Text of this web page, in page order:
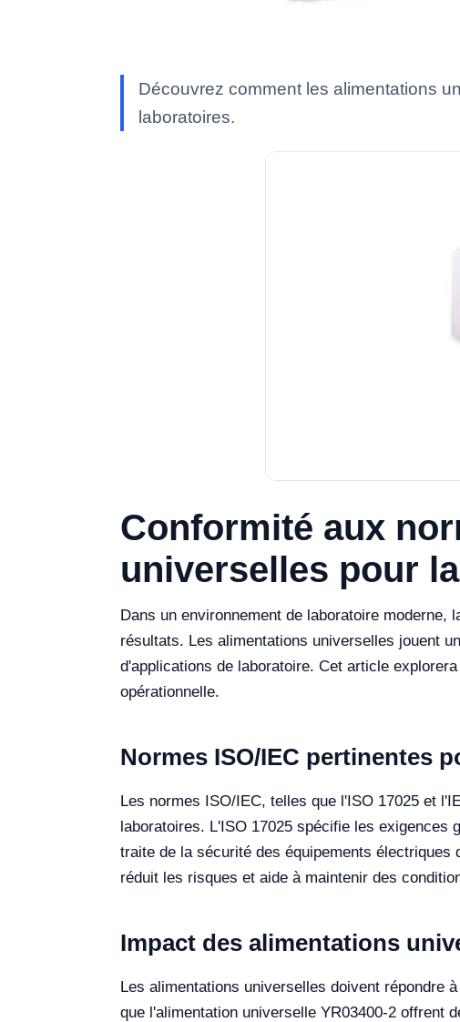
Découvrez comment les alimentations
laboratoires.
Conformité aux
universelles pour
Dans un environnement de laboratoire
résultats. Les alimentations universelles jouent
d'applications de laboratoire. Cet article
opérationnelle.
Normes ISO/IEC pertinentes
Les normes ISO/IEC, telles que l'ISO 17025 et
laboratoires. L'ISO 17025 spécifie les exigences
traite de la sécurité des équipements
réduit les risques et aide à maintenir des
Impact des alimentations
Les alimentations universelles doivent répondre
que l'alimentation universelle YR03400-2 offrent